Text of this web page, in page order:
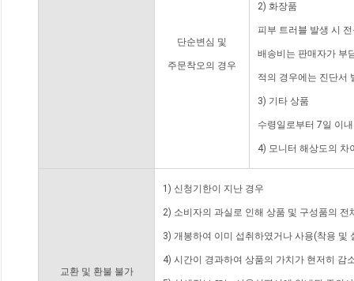
단순변심 및
주문착오의 경우
2) 화장품
피부 트러블 발생 시
배송비는 판매자가 부
적의 경우에는 진단서
3) 기타 상품
수령일로부터 7일 이
4) 모니터 해상도의 차
교환 및 환불 불가
1) 신청기한이 지난 경우
2) 소비자의 과실로 인해 상품 및 구성품의
3) 개봉하여 이미 섭취하였거나 사용(착용 및
4) 시간이 경과하여 상품의 가치가 현저히 감